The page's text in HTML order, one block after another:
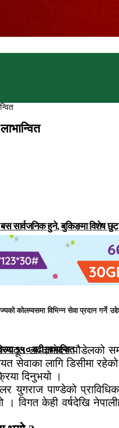
सार्वजनिक हुने, बुकिङमा विशेष छुट
१५० बढी लाभान्वित
कोलम्वसमा विभिन्न सेवा प्रदान गर्ने
डा दामोदर
सेवाका लागि डिसीमा
दिनुभयो ।
युगराज पाण्डेको
। विगत केही वर्षदेखि